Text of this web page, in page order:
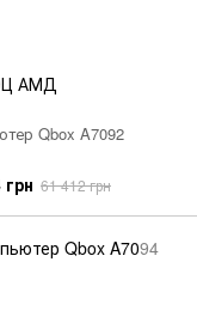
Qbox A7092
грн 61 412 грн